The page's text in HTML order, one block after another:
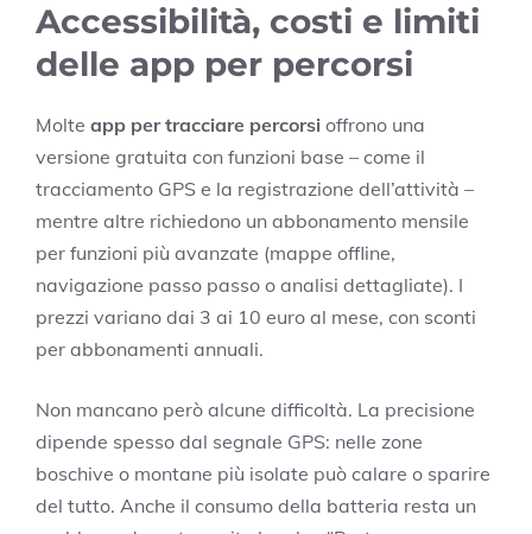
Accessibilità, costi e limiti
delle app per percorsi
Molte app per tracciare percorsi offrono una
versione gratuita con funzioni base – come il
tracciamento GPS e la registrazione dell’attività –
mentre altre richiedono un abbonamento mensile
per funzioni più avanzate (mappe offline,
navigazione passo passo o analisi dettagliate). I
prezzi variano dai 3 ai 10 euro al mese, con sconti
per abbonamenti annuali.
Non mancano però alcune difficoltà. La precisione
dipende spesso dal segnale GPS: nelle zone
boschive o montane più isolate può calare o sparire
del tutto. Anche il consumo della batteria resta un